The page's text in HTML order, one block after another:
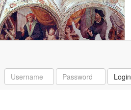
Username Password Login